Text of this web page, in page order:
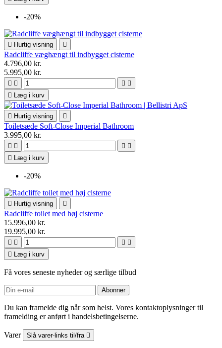
-20%
 Hurtig visning 
Radcliffe væghængt til indbygget cisterne
4.796,00 kr.
5.995,00 kr.
   
 Læg i kurv
 Hurtig visning 
Toiletsæde Soft-Close Imperial Bathroom
3.995,00 kr.
   
 Læg i kurv
-20%
 Hurtig visning 
Radcliffe toilet med høj cisterne
15.996,00 kr.
19.995,00 kr.
   
 Læg i kurv
Få vores seneste nyheder og særlige tilbud
Du kan framelde dig når som helst. Vores kontaktoplysninger til
framelding er anført i handelsbetingelserne.
Varer Slå varer-links til/fra 